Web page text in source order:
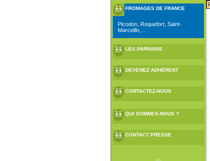
FROMAGES DE FRANCE
Picodon, Roquefort, Saint-
Marcellin,...
LES PARRAINS
DEVENEZ ADHÉRENT
CONTACTEZ-NOUS
QUI SOMMES-NOUS ?
CONTACT PRESSE